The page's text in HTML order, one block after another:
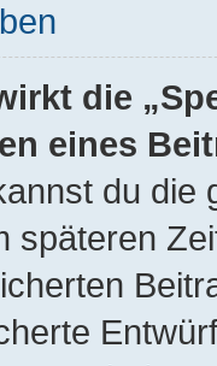
die
eines
du die
späteren